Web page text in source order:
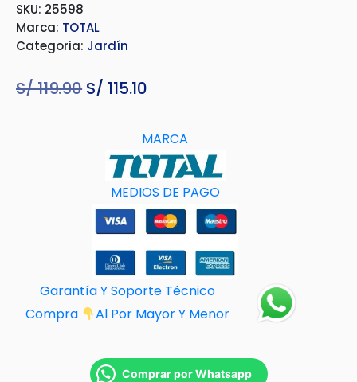
SKU: 25598
Marca: TOTAL
Categoria: Jardín
S/119.90 El
original
era:
S/ 119.90.
S/ 115.10
actual
es:
S/ 115.10.
MARCA
MEDIOS DE PAGO
Garantía Y Soporte Técnico
Compra
Al Por Mayor Y Menor
Comprar por Whatsapp